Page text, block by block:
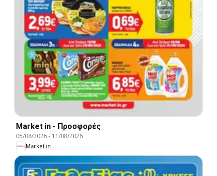
Market in - Προσφορές
05/08/2026- 11/08/2026
Market in